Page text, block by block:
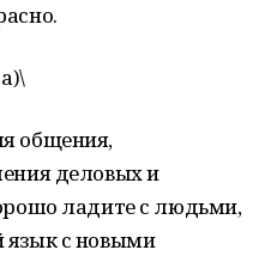
общения,
деловых и
ладите с людьми,
язык с новыми